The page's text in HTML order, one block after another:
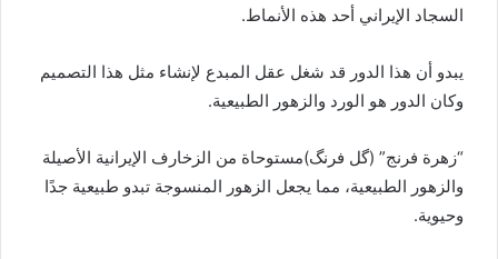
السجاد الإيراني أحد هذه الأنماط.
يبدو أن هذا الدور قد شغل عقل المبدع لإنشاء مثل هذا التصميم
وكان الدور هو الورد والزهور الطبيعية.
“زهرة فرنج” (گل فرنگ)مستوحاة من الزخارف الإيرانية الأصيلة
والزهور الطبيعية، مما يجعل الزهور المنسوجة تبدو طبيعية جدًا
وحيوية.